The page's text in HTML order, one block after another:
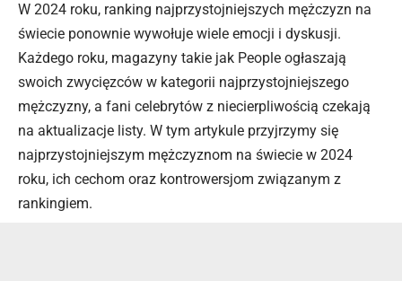
W 2024 roku, ranking najprzystojniejszych mężczyzn na
świecie ponownie wywołuje wiele emocji i dyskusji.
Każdego roku, magazyny takie jak People ogłaszają
swoich zwycięzców w kategorii najprzystojniejszego
mężczyzny, a fani celebrytów z niecierpliwością czekają
na aktualizacje listy. W tym artykule przyjrzymy się
najprzystojniejszym mężczyznom na świecie w 2024
roku, ich cechom oraz kontrowersjom związanym z
rankingiem.